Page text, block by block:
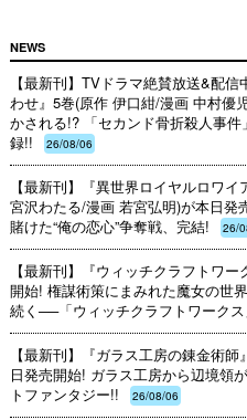
NEWS
【最新刊】TVドラマ絶賛放送&配
わせ』5巻(原作 伊口紺/漫画 中村優
かされる!? 「セカンド骨折殺人事
録!!
26/08/06
【最新刊】『異世界ロイヤルロワ
宮沢わたる/漫画 若宮弘明)が本日発
賭けた“俺の恋心”争奪戦、完結!
26/
【最新刊】『ウィッチクラフトワ
開始! 権謀術策にまみれた魔女の世
続く──「ウィッチクラフトワーク
【最新刊】『ガラス工房の錬金術
日発売開始! ガラス工房から辺境領
トファンタジー!!
26/08/06